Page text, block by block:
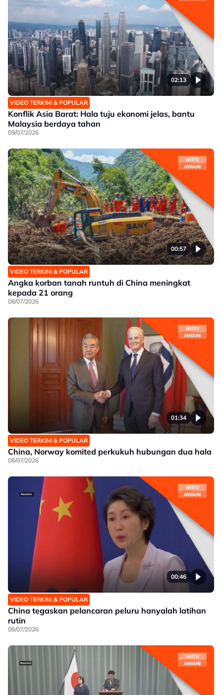
02:13
VIDEO TERKINI & POPULAR
Konflik Asia Barat: Hala tuju ekonomi jelas, bantu
Malaysia berdaya tahan
09/07/2026
00:57
VIDEO TERKINI & POPULAR
Angka korban tanah runtuh di China meningkat
kepada 21 orang
08/07/2026
01:34
VIDEO TERKINI & POPULAR
China, Norway komited perkukuh hubungan dua hala
08/07/2026
00:46
VIDEO TERKINI & POPULAR
China tegaskan pelancaran peluru hanyalah latihan
rutin
06/07/2026